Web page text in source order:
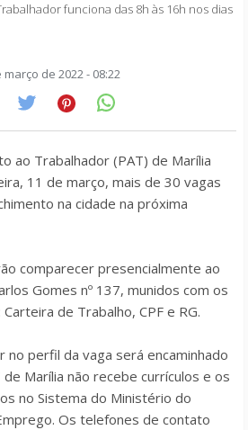
funciona das 8h às 16h nos dias
março de 2022 - 08:22
ao Trabalhador (PAT) de Marília
11 de março, mais de 30 vagas
na cidade na próxima
comparecer presencialmente ao
Gomes nº 137, munidos com os
de Trabalho, CPF e RG.
no perfil da vaga será encaminhado
Marília não recebe currículos e os
no Sistema do Ministério do
Os telefones de contato